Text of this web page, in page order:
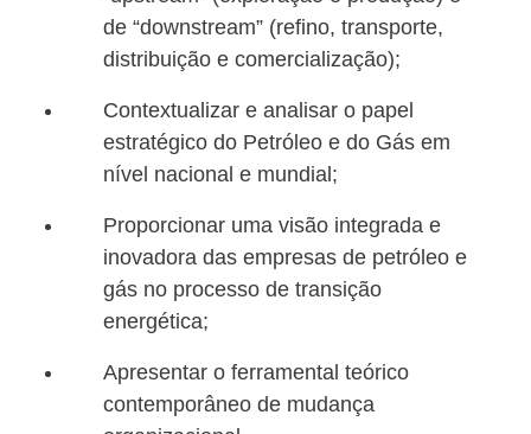
de “downstream” (refino, transporte,
distribuição e comercialização);
Contextualizar e analisar o papel
estratégico do Petróleo e do Gás em
nível nacional e mundial;
Proporcionar uma visão integrada e
inovadora das empresas de petróleo e
gás no processo de transição
energética;
Apresentar o ferramental teórico
contemporâneo de mudança